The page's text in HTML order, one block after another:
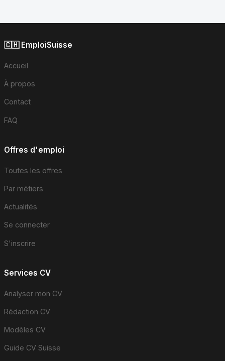
🇨🇭 EmploiSuisse
Accueil
À propos
Contact
FAQ
Offres d'emploi
Toutes les offres
Par métiers
Actualités
Se connecter
S'inscrire
Services CV
Analyser mon CV
Rédaction CV
Modèles CV
Guide CV Suisse